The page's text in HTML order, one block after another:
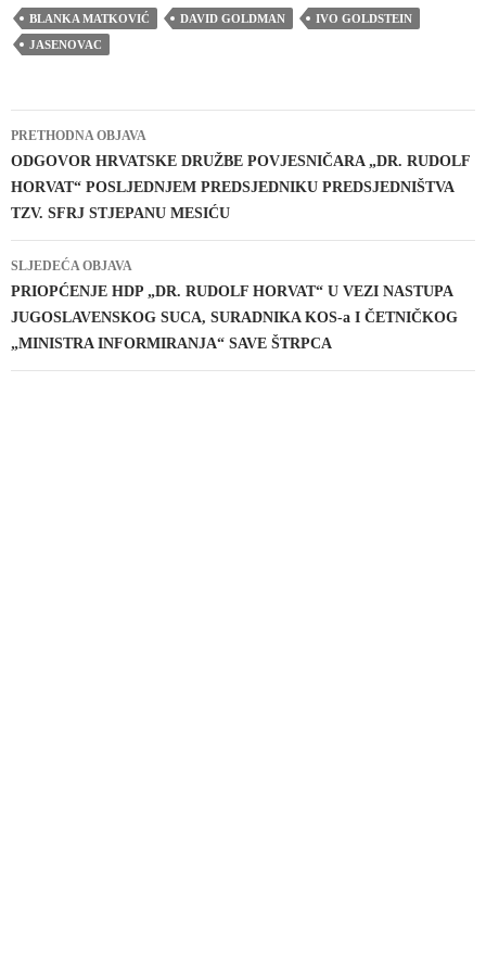
BLANKA MATKOVIĆ DAVID GOLDMAN
IVO GOLDSTEIN
JASENOVAC
Navigacija
objava
PRETHODNA OBJAVA
ODGOVOR HRVATSKE DRUŽBE POVJESNIČARA „DR. RUDOLF
HORVAT“ POSLJEDNJEM PREDSJEDNIKU PREDSJEDNIŠTVA
TZV. SFRJ STJEPANU MESIĆU
SLJEDEĆA OBJAVA
PRIOPĆENJE HDP „DR. RUDOLF HORVAT“ U VEZI NASTUPA
JUGOSLAVENSKOG SUCA, SURADNIKA KOS-a I ČETNIČKOG
„MINISTRA INFORMIRANJA“ SAVE ŠTRPCA